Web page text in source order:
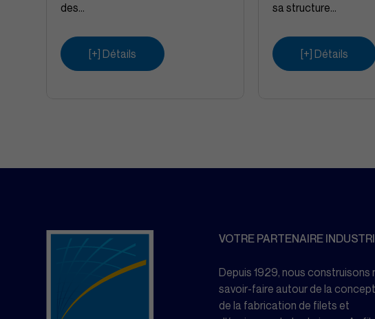
des...
[+] Détails
sa structure...
[+] Détails
VOTRE PARTENAIRE
Depuis 1929, nous construisons
savoir-faire autour de la
de la fabrication de filets et